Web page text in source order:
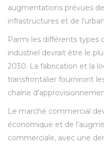
augmentations prévues
infrastructures et de
Parmi les différents types
industriel devrait être le
2030. La fabrication et la
transfrontalier fourniront
chaîne
Le marché commercial
économique et de
commerciale, avec une